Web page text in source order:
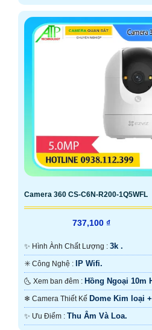
Camera 360 CS-C6N-R200-1Q5WFL
737,100 ₫
✨ Hình Ành Chất Lượng : 3k .
✳️ Công Nghệ : IP Wifi.
🌜 Xem ban đêm : Hồng Ngoại 10m
❄ Camera Thiết Kế Dome Kim loại
️✨ Ưu Điểm : Thu Âm Và Loa.